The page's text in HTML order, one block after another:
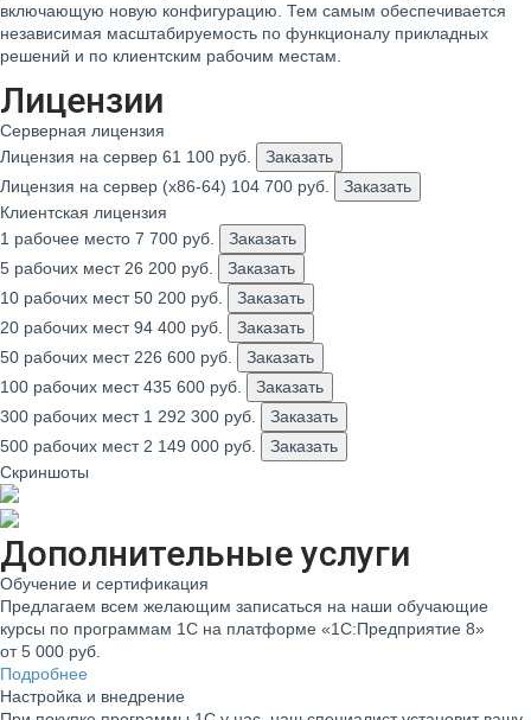
включающую новую конфигурацию. Тем самым обеспечивается
независимая масштабируемость по функционалу прикладных
решений и по клиентским рабочим местам.
Лицензии
Серверная лицензия
Лицензия на сервер 61 100 руб.
Заказать
Лицензия на сервер (x86-64) 104 700 руб.
Заказать
Клиентская лицензия
1 рабочее место 7 700 руб.
Заказать
5 рабочих мест 26 200 руб.
Заказать
10 рабочих мест 50 200 руб.
Заказать
20 рабочих мест 94 400 руб.
Заказать
50 рабочих мест 226 600 руб.
Заказать
100 рабочих мест 435 600 руб.
Заказать
300 рабочих мест 1 292 300 руб.
Заказать
500 рабочих мест 2 149 000 руб.
Заказать
Скриншоты
Дополнительные услуги
Обучение и сертификация
Предлагаем всем желающим записаться на наши обучающие
курсы по программам 1С на платформе «1С:Предприятие 8»
от 5 000 руб.
Подробнее
Настройка и внедрение